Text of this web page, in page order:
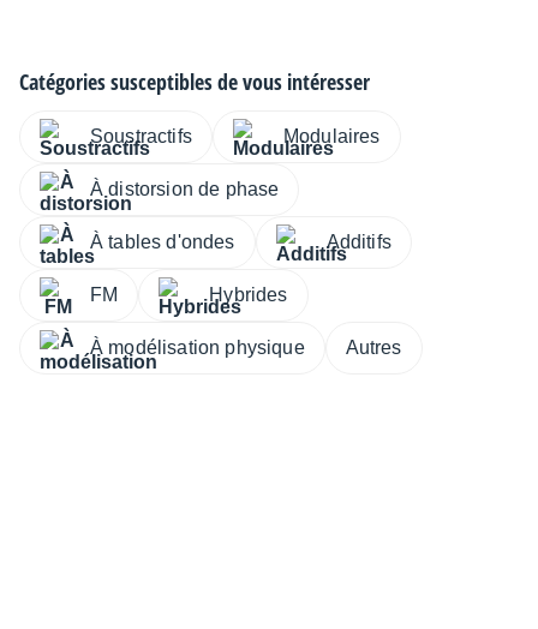
Catégories susceptibles de vous intéresser
Soustractifs Modulaires
À distorsion de phase
À tables d'ondes Additifs
FM Hybrides
À modélisation physique Autres